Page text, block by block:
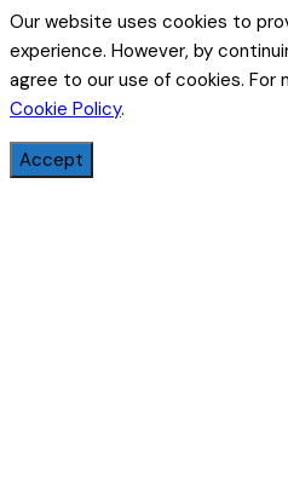
Our website uses cookies to
experience. However, by
agree to our use of cookies. For
Cookie Policy.
Accept